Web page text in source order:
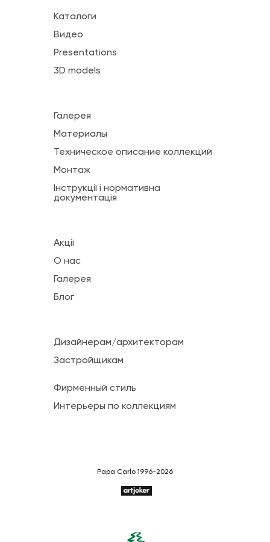
Каталоги
Видео
Presentations
3D models
Галерея
Материалы
Техническое описание коллекций
Монтаж
Інструкції і нормативна
документація
Акції
О нас
Галерея
Блог
Дизайнерам/архитекторам
Застройщикам
Фирменный стиль
Интерьеры по коллекциям
Papa Carlo 1996-2026